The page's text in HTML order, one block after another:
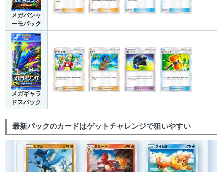
メガバシャ
ーモパック
メガギャラ
ドスパック
最新パックのカードはゲットチャレンジで狙いやすい